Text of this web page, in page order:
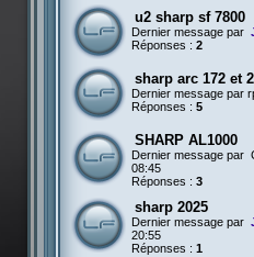
u2 sharp sf 7800
Dernier message par
Réponses : 2
sharp arc 172 et
Dernier message par
Réponses : 5
SHARP AL1000
Dernier message par
08:45
Réponses : 3
sharp 2025
Dernier message par
20:55
Réponses : 1